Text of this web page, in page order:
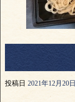
投稿日 2021年12月20日